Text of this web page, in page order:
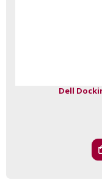
Dell